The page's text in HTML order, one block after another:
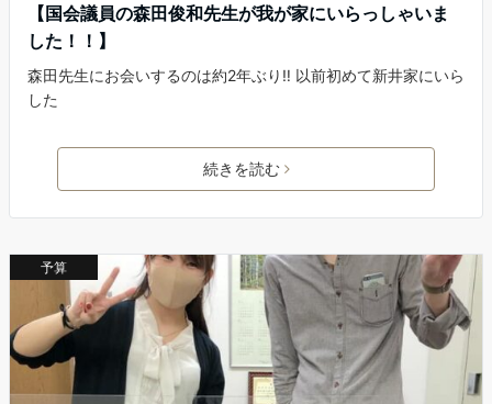
【国会議員の森田俊和先生が我が家にいらっしゃいま
した！！】
森田先生にお会いするのは約2年ぶり‼︎ 以前初めて新井家にいら
した
続きを読む
予算